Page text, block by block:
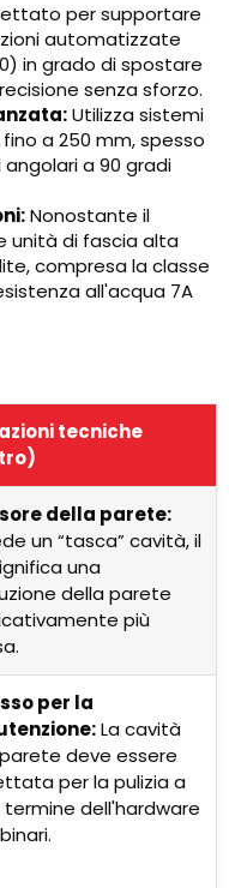
per supportare
automatizzate
in grado di spostare
senza sforzo.
Utilizza sistemi
a 250 mm, spesso
a 90 gradi
Nonostante il
unità di fascia alta
compresa la classe
all'acqua 7A
tecniche
della parete:
un “tasca” cavità, il
una
della parete
più
per la
La cavità
deve essere
per la pulizia a
termine dell'hardware